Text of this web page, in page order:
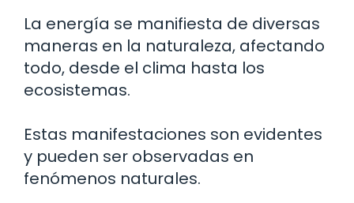
La energía se manifiesta de diversas
maneras en la naturaleza, afectando
todo, desde el clima hasta los
ecosistemas.
Estas manifestaciones son evidentes
y pueden ser observadas en
fenómenos naturales.